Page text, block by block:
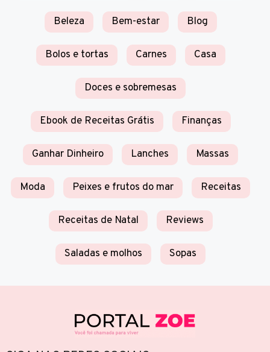
Beleza Bem-estar Blog
Bolos e tortas Carnes Casa
Doces e sobremesas
Ebook de Receitas Grátis Finanças
Ganhar Dinheiro Lanches Massas
Moda Peixes e frutos do mar Receitas
Receitas de Natal Reviews
Saladas e molhos Sopas